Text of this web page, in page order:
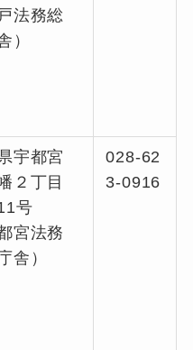
法務総
）
宇都宮
２丁目
号
宮法務
舎）
028-62
3-0916